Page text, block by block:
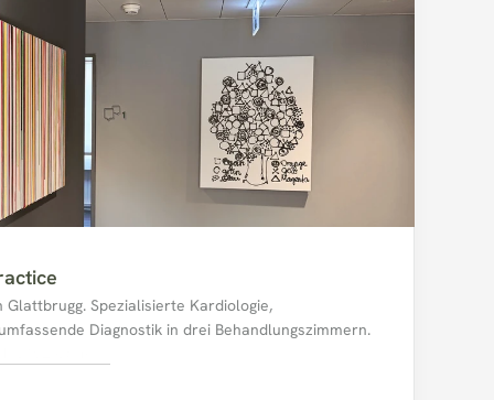
Spezialisierte Kardiologie,
Diagnostik in drei Behandlungszimmern.